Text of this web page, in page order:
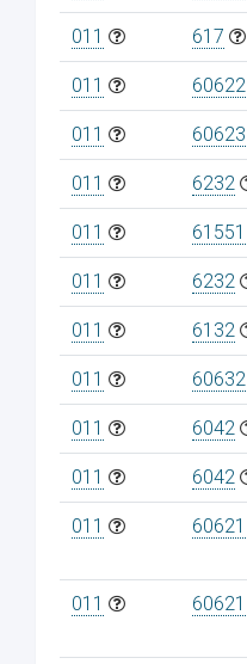
011 617
011 60622
011 60623
011 6232
011 61551
011 6232
011 6132
011 60632
011 6042
011 6042
011 60621
011 60621